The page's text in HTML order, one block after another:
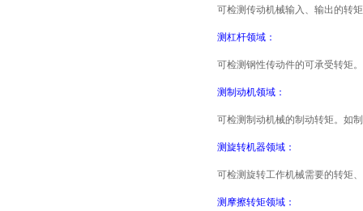
可检测传动机械输入、输出的转
测杠杆领域：
可检测钢性传动件的可承受转矩
测制动机领域：
可检测制动机械的制动转矩。如
测旋转机器领域：
可检测旋转工作机械需要的转矩
测摩擦转矩领域：